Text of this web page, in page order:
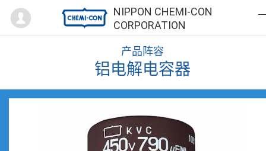
NIPPON CHEMI-CON
CORPORATION
Mypage
产品阵容
铝电解电容器